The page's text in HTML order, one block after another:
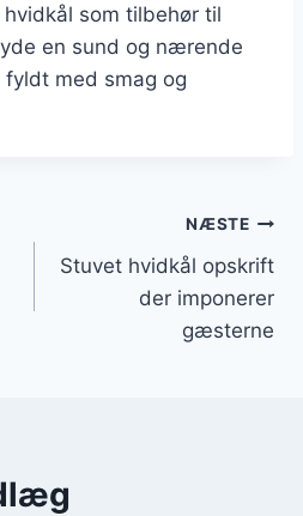
som tilbehør til
en sund og nærende
med smag og
NÆSTE
Stuvet hvidkål opskrift
der imponerer
gæsterne